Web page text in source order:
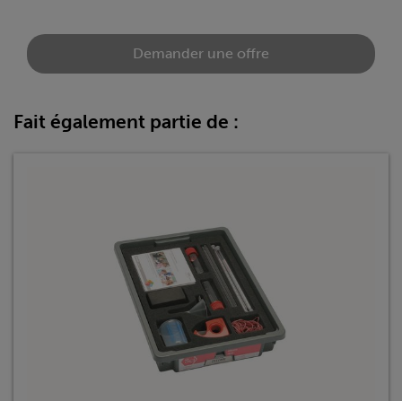
Demander une offre
Fait également partie de :